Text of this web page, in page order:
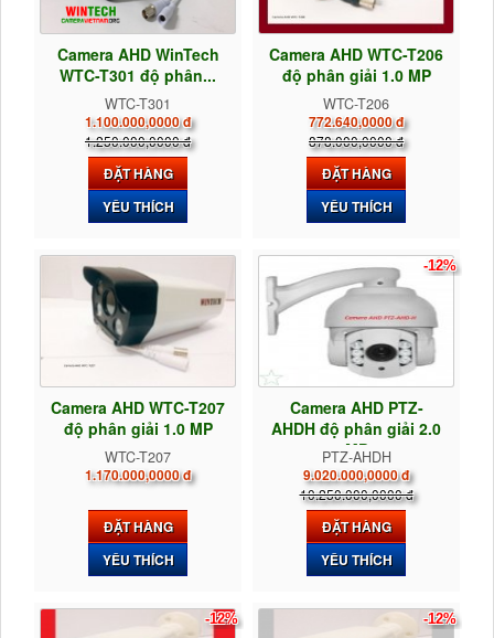
Camera AHD WinTech
WTC-T301 độ phân...
WTC-T301
1.100.000,0000 đ
1.250.000,0000 đ
ĐẶT HÀNG
YÊU THÍCH
Camera AHD WTC-T206
độ phân giải 1.0 MP
WTC-T206
772.640,0000 đ
878.000,0000 đ
ĐẶT HÀNG
YÊU THÍCH
Camera AHD WTC-T207
độ phân giải 1.0 MP
WTC-T207
1.170.000,0000 đ
ĐẶT HÀNG
YÊU THÍCH
-12%
Camera AHD PTZ-
AHDH độ phân giải 2.0
MP
PTZ-AHDH
9.020.000,0000 đ
10.250.000,0000 đ
ĐẶT HÀNG
YÊU THÍCH
-12% -12%